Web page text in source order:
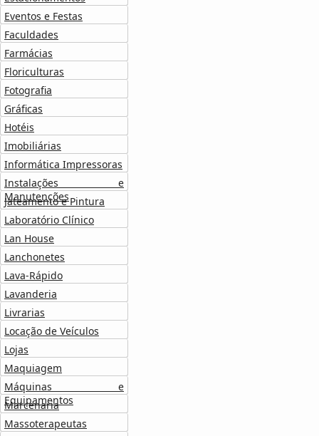
Eventos e Festas
Faculdades
Farmácias
Floriculturas
Fotografia
Gráficas
Hotéis
Imobiliárias
Informática Impressoras
Instalações e
Manutenções
Jateamento e Pintura
Laboratório Clínico
Lan House
Lanchonetes
Lava-Rápido
Lavanderia
Livrarias
Locação de Veículos
Lojas
Maquiagem
Máquinas e
Equipamentos
Marcenaria
Massoterapeutas